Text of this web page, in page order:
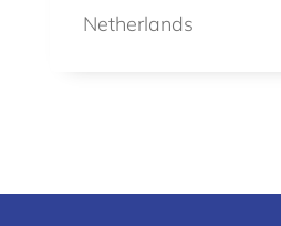
Netherlands